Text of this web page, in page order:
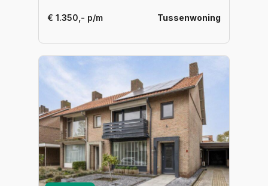
€ 1.350,- p/m Tussenwoning